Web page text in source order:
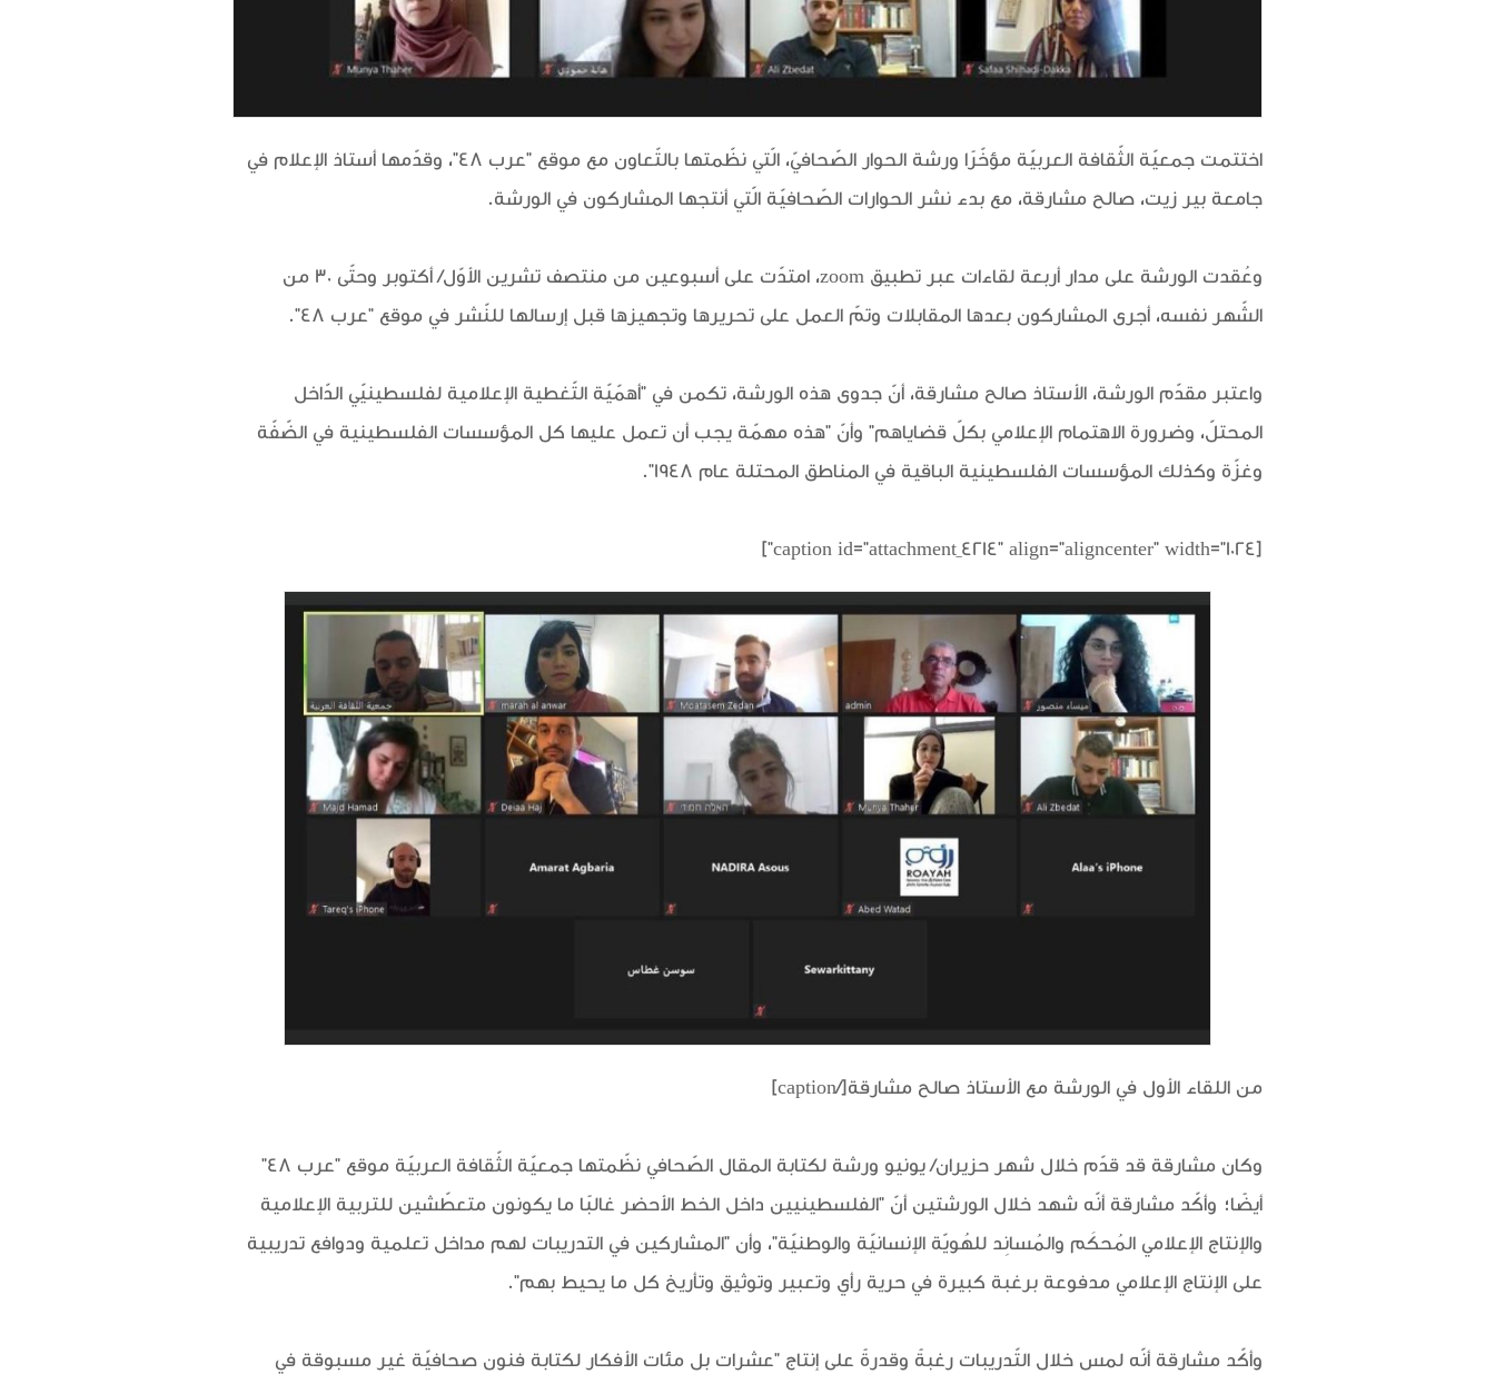
اختتمت جمعيّة الثّقافة العربيّة مؤخّرًا ورشة الحوار الصّحافيّ، الّتي نظّمتها بالتّعاون مع موقع "عرب 48"، وقدّمها أستاذ الإعلام في
جامعة بير زيت، صالح مشارقة، مع بدء نشر الحوارات الصّحافيّة الّتي أنتجها المشاركون في الورشة.
وعُقدت الورشة على مدار أربعة لقاءات عبر تطبيق zoom، امتدّت على أسبوعين من منتصف تشرين الأوّل/ أكتوبر وحتّى 30 من
الشّهر نفسه، أجرى المشاركون بعدها المقابلات وتمّ العمل على تحريرها وتجهيزها قبل إرسالها للنّشر في موقع "عرب 48".
واعتبر مقدّم الورشة، الأستاذ صالح مشارقة، أنّ جدوى هذه الورشة، تكمن في "أهمّيّة التّغطية الإعلامية لفلسطينيّي الدّاخل
المحتلّ، وضرورة الاهتمام الإعلامي بكلّ قضاياهم" وأنّ "هذه مهمّة يجب أن تعمل عليها كل المؤسسات الفلسطينية في الضّفّة
وغزّة وكذلك المؤسسات الفلسطينية الباقية في المناطق المحتلة عام 1948".
[caption id="attachment_4214" align="aligncenter" width="1024"]
من اللقاء الأول في الورشة مع الأستاذ صالح مشارقة[/caption]
وكان مشارقة قد قدّم خلال شهر حزيران/ يونيو ورشة لكتابة المقال الصّحافي نظّمتها جمعيّة الثّقافة العربيّة موقع "عرب 48"
أيضًا؛ وأكّد مشارقة أنّه شهد خلال الورشتين أنّ "الفلسطينيين داخل الخط الأحضر غالبًا ما يكونون متعطّشين للتربية الإعلامية
والإنتاج الإعلامي المُحكَم والمُسانِد للهُويّة الإنسانيّة والوطنيّة"، وأن "المشاركين في التدريبات لهم مداخل تعلمية ودوافع تدريبية
على الإنتاج الإعلامي مدفوعة برغبة كبيرة في حرية رأي وتعبير وتوثيق وتأريخ كل ما يحيط بهم".
وأكّد مشارقة أنّه لمس خلال التّدريبات رغبةً وقدرةً على إنتاج "عشرات بل مئات الأفكار لكتابة فنون صحافيّة غير مسبوقة في